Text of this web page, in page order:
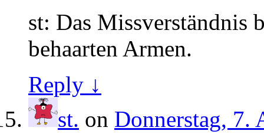
st: Das Missverständnis
behaarten Armen.
Reply ↓
st. on Donnerstag, 7.